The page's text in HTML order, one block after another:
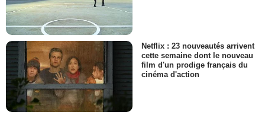
Netflix : 23 nouveautés arrivent
cette semaine dont le nouveau
film d'un prodige français du
cinéma d'action